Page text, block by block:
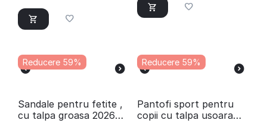
Reducere 59%
Sandale pentru fetite ,
cu talpa groasa 2026S-
Reducere 59%
Pantofi sport pentru
copii cu talpa usoara